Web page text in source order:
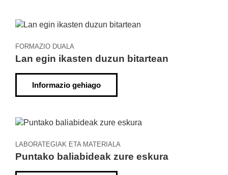
FORMAZIO DUALA
Lan egin ikasten duzun bitartean
Informazio gehiago
LABORATEGIAK ETA MATERIALA
Puntako baliabideak zure eskura